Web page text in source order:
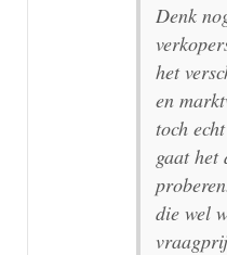
Denk
het
en
toch
gaat
die wel